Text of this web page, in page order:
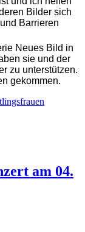
Bilder sich
Barrieren
Neues Bild in
sie und der
zu unterstützen.
gekommen.
am 04.